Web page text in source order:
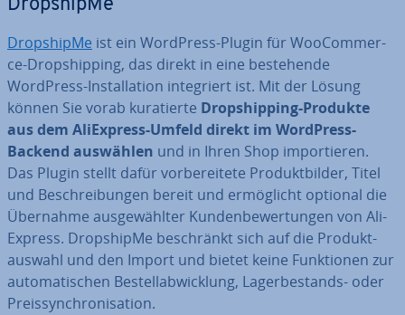
Drop­ship­Me
Drop­ship­Me ist ein WordPress-Plugin für Woo­Com­mer­
ce-Drop­ship­ping, das direkt in eine be­stehen­de
WordPress-In­stal­la­ti­on in­te­griert ist. Mit der Lösung
können Sie vorab ku­ra­tier­te Drop­ship­ping-Produkte
aus dem Ali­Ex­press-Umfeld direkt im WordPress-
Backend auswählen und in Ihren Shop im­por­tie­ren.
Das Plugin stellt dafür vor­be­rei­te­te Pro­dukt­bil­der, Titel
und Be­schrei­bun­gen bereit und er­mög­licht optional die
Übernahme aus­ge­wähl­ter Kun­den­be­wer­tun­gen von Ali­
Ex­press. Drop­ship­Me be­schränkt sich auf die Pro­dukt­
aus­wahl und den Import und bietet keine Funk­tio­nen zur
au­to­ma­ti­schen Be­stell­ab­wick­lung, La­ger­be­stands- oder
Preis­syn­chro­ni­sa­ti­on.